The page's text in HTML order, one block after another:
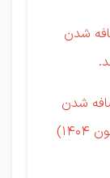
شدن
شدن
سوالات جدید (مطابق با منابع اعلامی آزمون 1404)